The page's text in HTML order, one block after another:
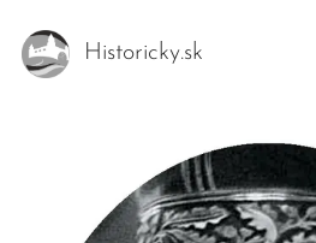
Historicky.sk